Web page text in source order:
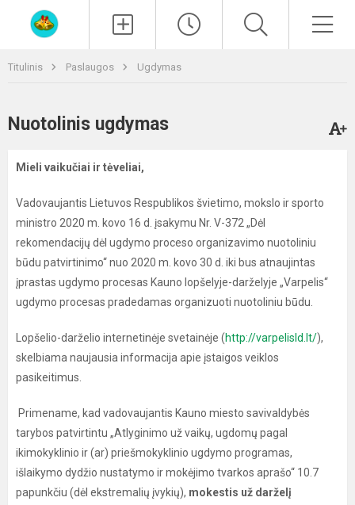
Titulinis Paslaugos Ugdymas
Nuotolinis ugdymas
Mieli vaikučiai ir tėveliai,
Vadovaujantis Lietuvos Respublikos švietimo, mokslo ir sporto
ministro 2020 m. kovo 16 d. įsakymu Nr. V-372 „Dėl
rekomendacijų dėl ugdymo proceso organizavimo nuotoliniu
būdu patvirtinimo“ nuo 2020 m. kovo 30 d. iki bus atnaujintas
įprastas ugdymo procesas Kauno lopšelyje-darželyje „Varpelis“
ugdymo procesas pradedamas organizuoti nuotoliniu būdu.
Lopšelio-darželio internetinėje svetainėje (http://varpelisld.lt/),
skelbiama naujausia informacija apie įstaigos veiklos
pasikeitimus.
Primename, kad vadovaujantis Kauno miesto savivaldybės
tarybos patvirtintu „Atlyginimo už vaikų, ugdomų pagal
ikimokyklinio ir (ar) priešmokyklinio ugdymo programas,
išlaikymo dydžio nustatymo ir mokėjimo tvarkos aprašo“ 10.7
papunkčiu (dėl ekstremalių įvykių), mokestis už darželį